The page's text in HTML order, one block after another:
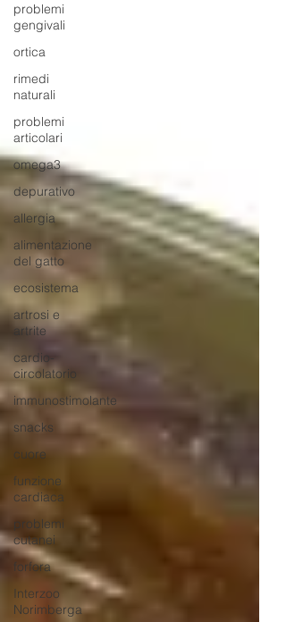
problemi
gengivali
ortica
rimedi
naturali
problemi
articolari
omega3
depurativo
allergia
alimentazione
del gatto
ecosistema
artrosi e
artrite
cardio-
circolatorio
immunostimolante
snacks
cuore
funzione
cardiaca
problemi
cutanei
forfora
Interzoo
Norimberga